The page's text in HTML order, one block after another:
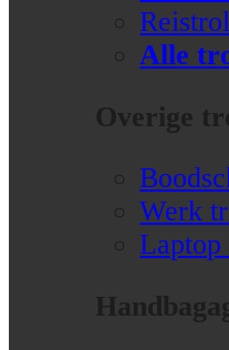
Alle
Overige
Werk